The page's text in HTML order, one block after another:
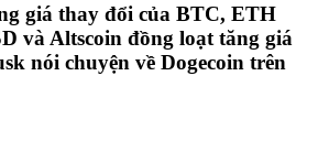
giá thay đổi của BTC, ETH
và Altscoin đồng loạt tăng giá
nói chuyện về Dogecoin trên